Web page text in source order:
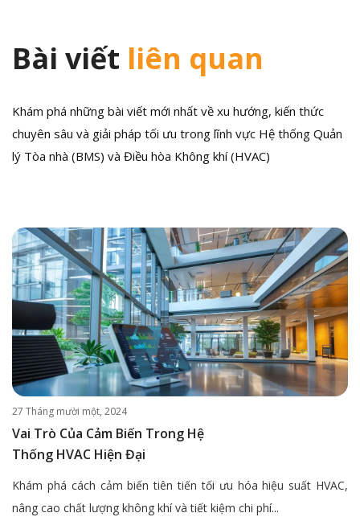
Bài viết liên quan
Khám phá những bài viết mới nhất về xu hướng, kiến thức
chuyên sâu và giải pháp tối ưu trong lĩnh vực Hệ thống Quản
lý Tòa nhà (BMS) và Điều hòa Không khí (HVAC)
27 Tháng mười một, 2024
Vai Trò Của Cảm Biến Trong Hệ
Thống HVAC Hiện Đại
Khám phá cách cảm biến tiên tiến tối ưu hóa hiệu suất HVAC,
nâng cao chất lượng không khí và tiết kiệm chi phí...